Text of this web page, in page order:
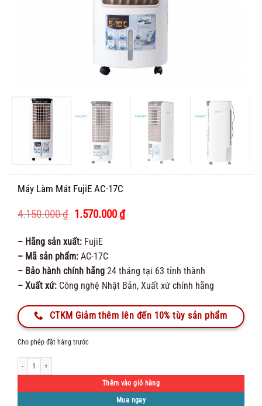
Máy Làm Mát FujiE AC-17C
4.150.000₫ Giá
là:
4.150.000 ₫.
1.570.000₫Giá
– Hãng sản xuất: FujiE
– Mã sản phẩm: AC-17C
– Bảo hành chính hãng 24 tháng tại 63 tỉnh thành
– Xuất xứ: Công nghệ Nhật Bản, Xuất xứ chính hãng
CTKM Giảm thêm lên đến 10% tùy sản phẩm
Cho phép đặt hàng trước
Máy Làm Mát FujiE AC-17C số lượng
Thêm vào giỏ hàng
Mua ngay